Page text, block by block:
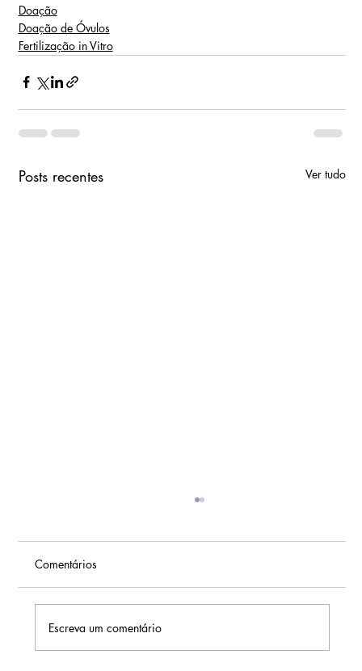
Doação
Doação de Óvulos
Fertilização in Vitro
Posts recentes Ver tudo
Comentários
Escreva um comentário